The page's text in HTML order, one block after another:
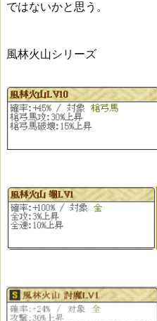
ではないかと思う。
風林火山シリーズ